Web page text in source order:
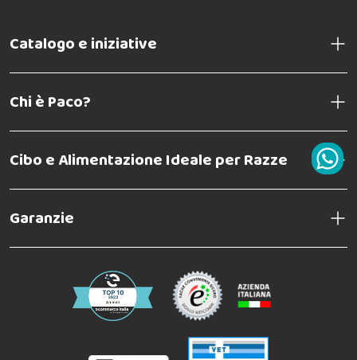
Catalogo e iniziative
Chi è Paco?
Cibo e Alimentazione Ideale per Razze
Garanzie